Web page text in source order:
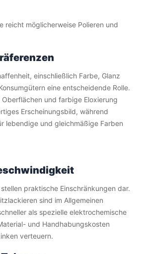
reicht möglicherweise Polieren und
einschließlich Farbe, Glanz
eine entscheidende Rolle.
und farbige Eloxierung
Erscheinungsbild, während
lebendige und gleichmäßige Farben
praktische Einschränkungen dar.
sind im Allgemeinen
als spezielle elektrochemische
und Handhabungskosten
verteuern.